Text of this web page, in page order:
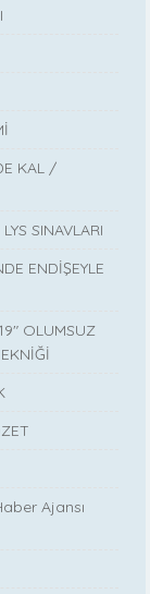
KAL /
SINAVLARI
ENDİŞEYLE
OLUMSUZ
Ajansı